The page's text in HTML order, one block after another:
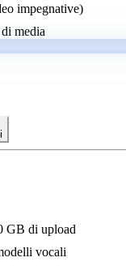
impegnative)
media
GB di upload
vocali